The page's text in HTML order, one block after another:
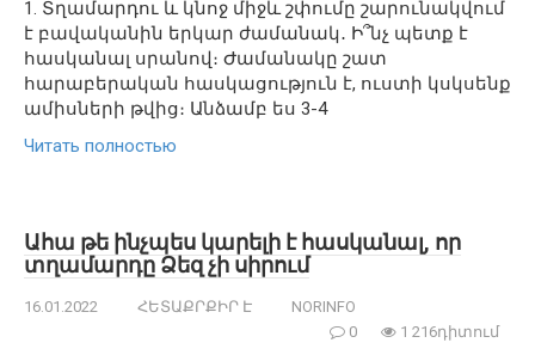
1. Տղամարդու և կնոջ միջև շփումը շարունակվում
է բավականին երկար ժամանակ․ Ի՞նչ պետք է
հասկանալ սրանով։ Ժամանակը շատ
հարաբերական հասկացություն է, ուստի կսկսենք
ամիսների թվից։ Անձամբ ես 3-4
Читать полностью
Ահա թե ինչպես կարելի է հասկանալ, որ
տղամարդը Ձեզ չի սիրում
16.01.2022 ՀԵՏԱՔՐՔԻՐ Է
NORINFO
0
1 216դիտում